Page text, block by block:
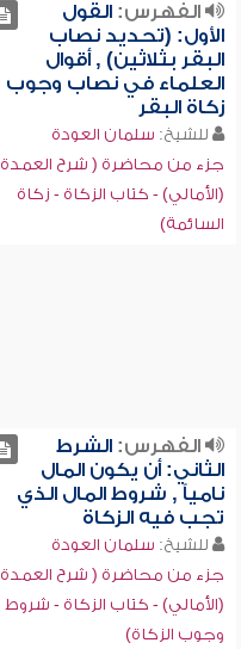
الفهرس:القول
الأول: (تحديد نصاب
البقر بثلاثين) , أقوال
العلماء في نصاب وجوب
زكاة البقر
للشيخ: سلمان العودة
جزء من محاضرة ( شرح العمدة
(الأمالي) - كتاب الزكاة - زكاة
السائمة)
الفهرس:الشرط
الثاني: أن يكون المال
نامياً , شروط المال الذي
تجب فيه الزكاة
للشيخ: سلمان العودة
جزء من محاضرة ( شرح العمدة
(الأمالي) - كتاب الزكاة - شروط
وجوب الزكاة)